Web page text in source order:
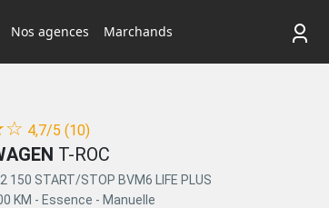
Nos agences Marchands
☆ 4,7/5 (10)
T-ROC
150 START/STOP BVM6 LIFE PLUS
KM - Essence - Manuelle